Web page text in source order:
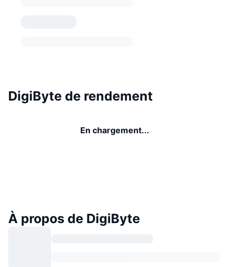
DigiByte de rendement
En chargement...
À propos de DigiByte